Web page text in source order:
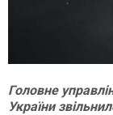
Головне
України